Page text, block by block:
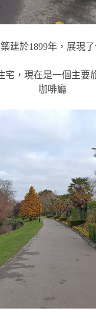
建於1899年，展現
宅，現在是一個主要
咖啡廳